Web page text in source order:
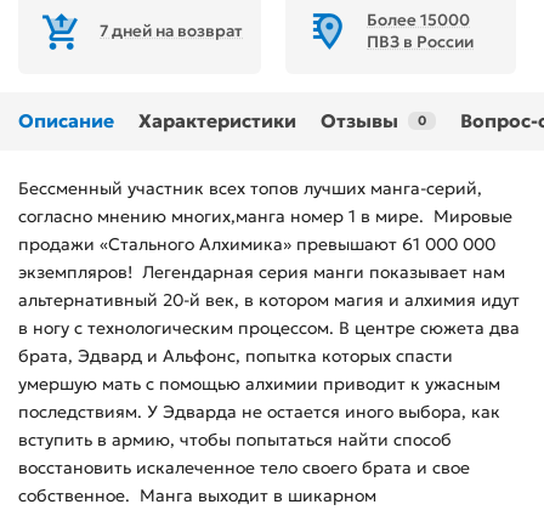
7 дней на возврат
Более 15000
ПВЗ в России
Описание Характеристики Отзывы 0 Вопрос-
Бессменный участник всех топов лучших манга-серий,
согласно мнению многих,манга номер 1 в мире. Мировые
продажи «Стального Алхимика» превышают 61 000 000
экземпляров! Легендарная серия манги показывает нам
альтернативный 20-й век, в котором магия и алхимия идут
в ногу с технологическим процессом. В центре сюжета два
брата, Эдвард и Альфонс, попытка которых спасти
умершую мать с помощью алхимии приводит к ужасным
последствиям. У Эдварда не остается иного выбора, как
вступить в армию, чтобы попытаться найти способ
восстановить искалеченное тело своего брата и свое
собственное. Манга выходит в шикарном